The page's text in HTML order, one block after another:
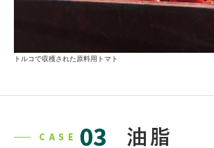
トルコで収穫された原料用トマト